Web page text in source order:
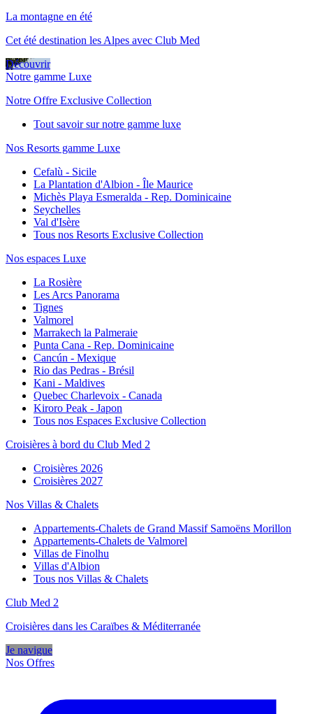
La montagne en été
Cet été destination les Alpes avec Club Med
Découvrir
Notre gamme Luxe
Notre Offre Exclusive Collection
Tout savoir sur notre gamme luxe
Nos Resorts gamme Luxe
Cefalù - Sicile
La Plantation d'Albion - Île Maurice
Michès Playa Esmeralda - Rep. Dominicaine
Seychelles
Val d'Isère
Tous nos Resorts Exclusive Collection
Nos espaces Luxe
La Rosière
Les Arcs Panorama
Tignes
Valmorel
Marrakech la Palmeraie
Punta Cana - Rep. Dominicaine
Cancún - Mexique
Rio das Pedras - Brésil
Kani - Maldives
Quebec Charlevoix - Canada
Kiroro Peak - Japon
Tous nos Espaces Exclusive Collection
Croisières à bord du Club Med 2
Croisières 2026
Croisières 2027
Nos Villas & Chalets
Appartements-Chalets de Grand Massif Samoëns Morillon
Appartements-Chalets de Valmorel
Villas de Finolhu
Villas d'Albion
Tous nos Villas & Chalets
Club Med 2
Croisières dans les Caraïbes & Méditerranée
Je navigue
Nos Offres